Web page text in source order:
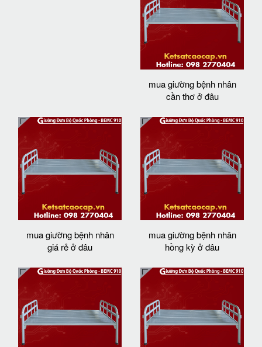
mua giường bệnh nhân
cần thơ ở đâu
mua giường bệnh nhân
giá rẻ ở đâu
mua giường bệnh nhân
hồng kỳ ở đâu